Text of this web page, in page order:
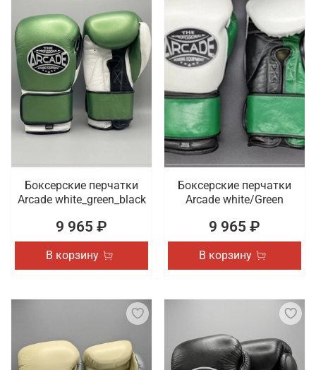
Боксерские перчатки
Arcade white_green_black
9 965 ₽
В корзину
Боксерские перчатки
Arcade white/Green
9 965 ₽
В корзину